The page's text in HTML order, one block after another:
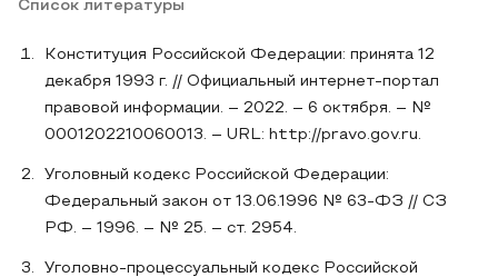
Список литературы
Конституция Российской Федерации: принята 12
декабря 1993 г. // Официальный интернет-портал
правовой информации. – 2022. – 6 октября. – №
0001202210060013. – URL: http://pravo.gov.ru.
Уголовный кодекс Российской Федерации:
Федеральный закон от 13.06.1996 № 63-ФЗ // СЗ
РФ. – 1996. – № 25. – ст. 2954.
Уголовно-процессуальный кодекс Российской